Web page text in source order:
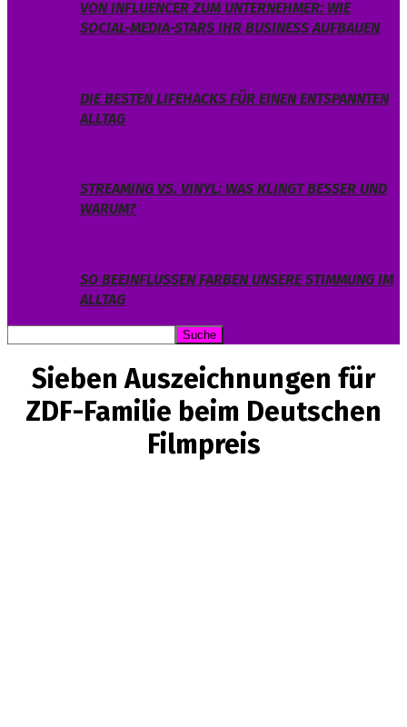
VON INFLUENCER ZUM UNTERNEHMER: WIE
SOCIAL-MEDIA-STARS IHR BUSINESS AUFBAUEN
DIE BESTEN LIFEHACKS FÜR EINEN ENTSPANNTEN
ALLTAG
STREAMING VS. VINYL: WAS KLINGT BESSER UND
WARUM?
SO BEEINFLUSSEN FARBEN UNSERE STIMMUNG IM
ALLTAG
Sieben Auszeichnungen für
ZDF-Familie beim Deutschen
Filmpreis